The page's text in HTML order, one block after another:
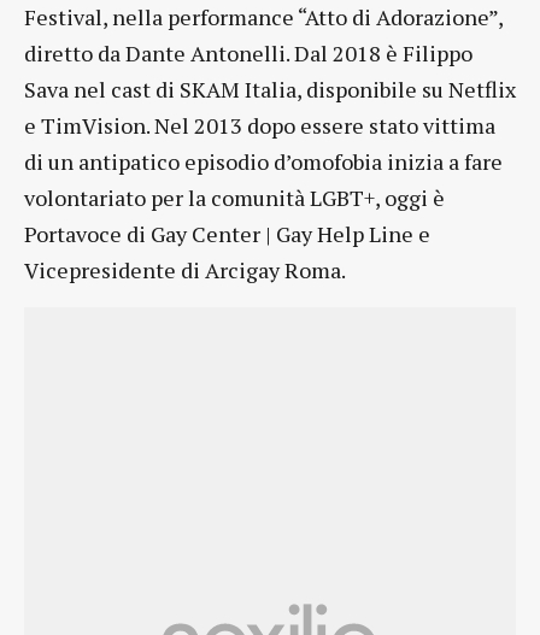
Festival, nella performance “Atto di Adorazione”,
diretto da Dante Antonelli. Dal 2018 è Filippo
Sava nel cast di SKAM Italia, disponibile su Netflix
e TimVision. Nel 2013 dopo essere stato vittima
di un antipatico episodio d’omofobia inizia a fare
volontariato per la comunità LGBT+, oggi è
Portavoce di Gay Center | Gay Help Line e
Vicepresidente di Arcigay Roma.